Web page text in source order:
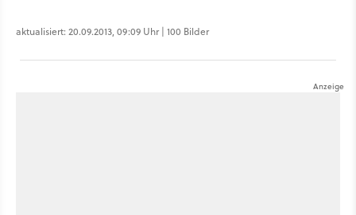
aktualisiert: 20.09.2013, 09:09 Uhr | 100 Bilder